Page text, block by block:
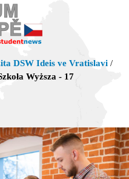
DSW Ideis ve Vratislavi /
Wyższa - 17